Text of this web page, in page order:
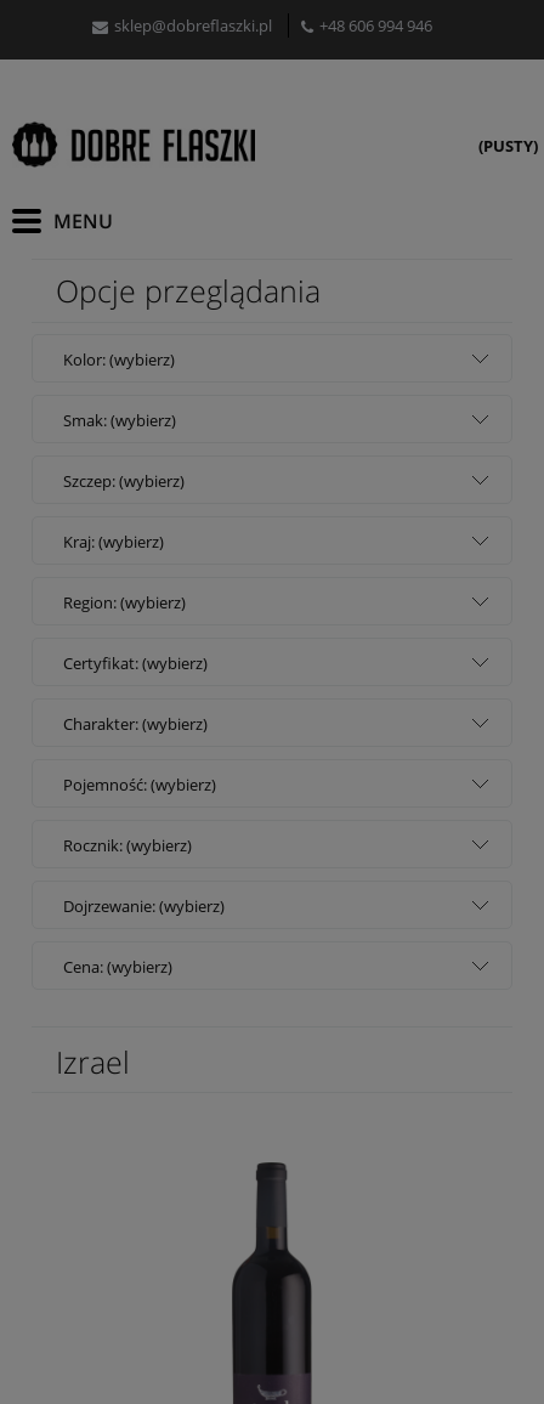
sklep@dobreflaszki.pl +48 606 994 946
(PUSTY)
Opcje przeglądania
Kolor: (wybierz)
Smak: (wybierz)
Szczep: (wybierz)
Kraj: (wybierz)
Region: (wybierz)
Certyfikat: (wybierz)
Charakter: (wybierz)
Pojemność: (wybierz)
Rocznik: (wybierz)
Dojrzewanie: (wybierz)
Cena: (wybierz)
Izrael